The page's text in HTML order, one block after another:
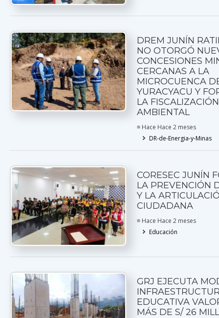
DREM JUNÍN
NO OTORGÓ
CONCESIONES
CERCANAS A LA
MICROCUENCA
YURACYACU Y
LA
AMBIENTAL
≡ Hace Hace 2 meses
DR-de-Energia-y-Minas
CORESEC JUNÍN
LA PREVENCIÓN
Y LA
CIUDADANA
≡ Hace Hace 2 meses
Educación
GRJ EJECUTA
EDUCATIVA
MÁS DE S/ 26